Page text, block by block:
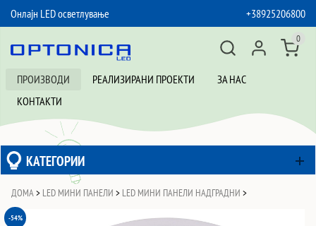
Онлајн LED осветлување
+38925206800
ПРОИЗВОДИ РЕАЛИЗИРАНИ ПРОЕКТИ
ЗА НАС
КОНТАКТИ
0
КАТЕГОРИИ
ДОМА > LED МИНИ ПАНЕЛИ > LED МИНИ ПАНЕЛИ НАДГРАДНИ >
-54%